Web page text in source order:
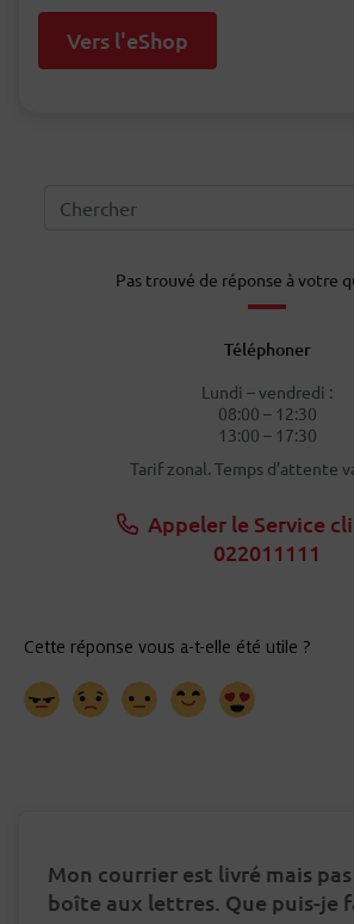
Vers l'eShop
Pas trouvé de réponse à votre
Téléphoner
Lundi – vendredi :
08:00 – 12:30
13:00 – 17:30
Tarif zonal. Temps d’attente
Appeler le Service
022011111
Mon courrier est livré mais pas
boîte aux lettres. Que puis-je